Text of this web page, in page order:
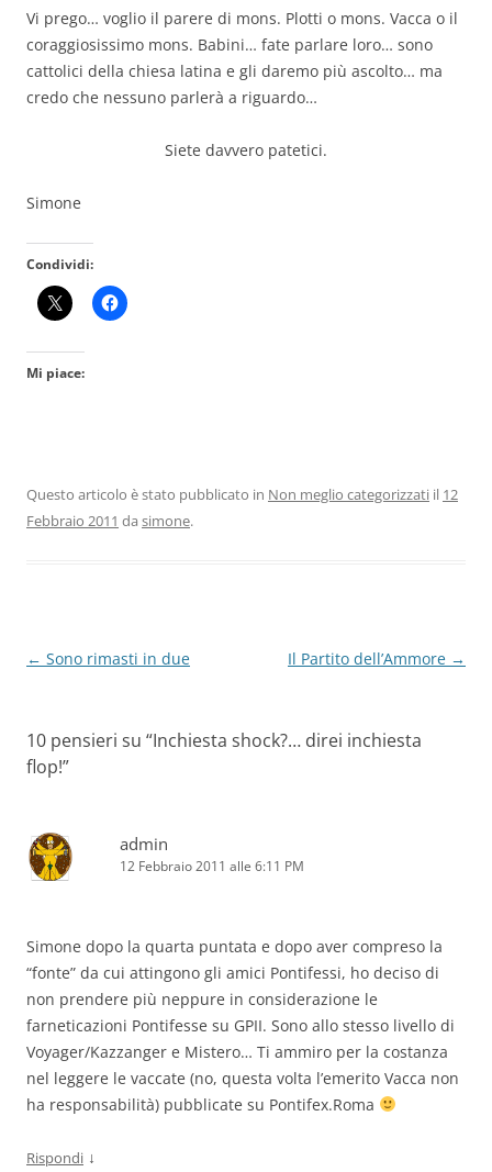
Vi prego… voglio il parere di mons. Plotti o mons. Vacca o il
coraggiosissimo mons. Babini… fate parlare loro… sono
cattolici della chiesa latina e gli daremo più ascolto… ma
credo che nessuno parlerà a riguardo…
Siete davvero patetici.
Simone
Condividi:
Mi piace:
Questo articolo è stato pubblicato in Non meglio categorizzati il 12
Febbraio 2011 da simone.
Navigazione
← Sono rimasti in due Il Partito dell’Ammore →
10 pensieri su “Inchiesta shock?… direi inchiesta
flop!”
admin
12 Febbraio 2011 alle 6:11 PM
Simone dopo la quarta puntata e dopo aver compreso la
“fonte” da cui attingono gli amici Pontifessi, ho deciso di
non prendere più neppure in considerazione le
farneticazioni Pontifesse su GPII. Sono allo stesso livello di
Voyager/Kazzanger e Mistero… Ti ammiro per la costanza
nel leggere le vaccate (no, questa volta l’emerito Vacca non
ha responsabilità) pubblicate su Pontifex.Roma
Rispondi ↓